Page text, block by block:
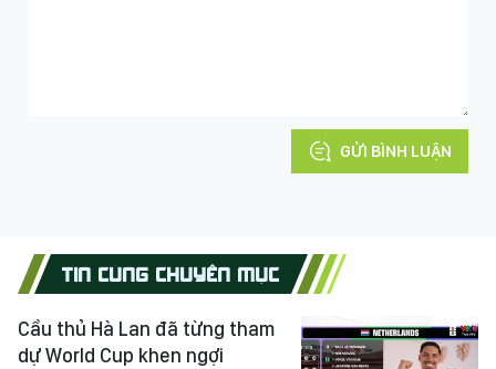
GỬI BÌNH LUẬN
TIN CÙNG CHUYÊN MỤC
Cầu thủ Hà Lan đã từng tham
dự World Cup khen ngợi